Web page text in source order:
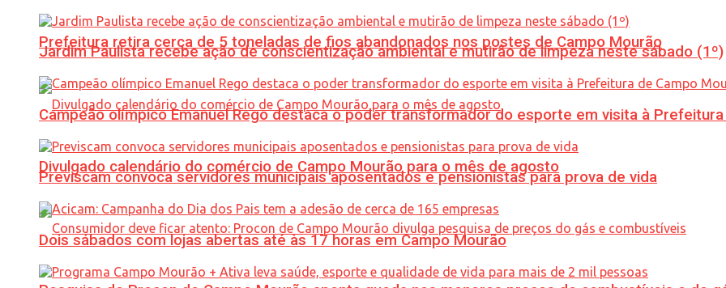
Prefeitura retira cerca de 5 toneladas de fios abandonados nos postes de Campo Mourão
Divulgado calendário do comércio de Campo Mourão para o mês de agosto
Jardim Paulista recebe ação de conscientização ambiental e mutirão de limpeza neste sábado (1º)
Campeão olímpico Emanuel Rego destaca o poder transformador do esporte em visita à
Previscam convoca servidores municipais aposentados e pensionistas para prova de vida
Dois sábados com lojas abertas até às 17 horas em Campo Mourão